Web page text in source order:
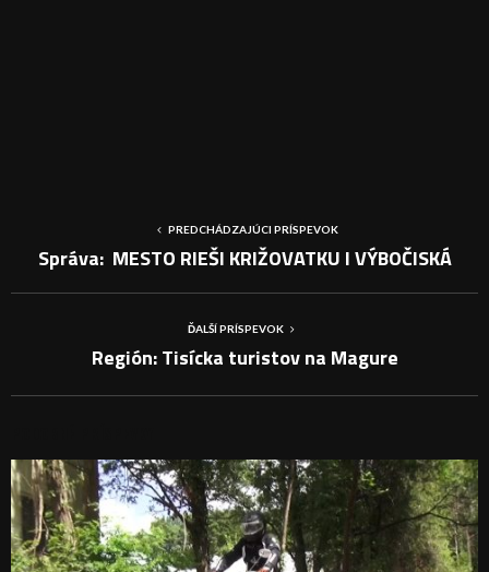
PREDCHÁDZAJÚCI PRÍSPEVOK
Správa: MESTO RIEŠI KRIŽOVATKU I VÝBOČISKÁ
ĎALŠÍ PRÍSPEVOK
Región: Tisícka turistov na Magure